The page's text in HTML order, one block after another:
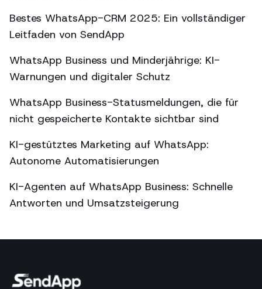
Bestes WhatsApp-CRM 2025: Ein vollständiger
Leitfaden von SendApp
WhatsApp Business und Minderjährige: KI-
Warnungen und digitaler Schutz
WhatsApp Business-Statusmeldungen, die für
nicht gespeicherte Kontakte sichtbar sind
KI-gestütztes Marketing auf WhatsApp:
Autonome Automatisierungen
KI-Agenten auf WhatsApp Business: Schnelle
Antworten und Umsatzsteigerung